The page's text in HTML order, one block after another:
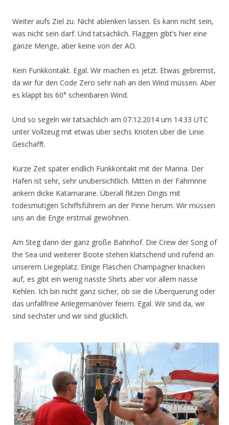
Weiter aufs Ziel zu. Nicht ablenken lassen. Es kann nicht sein,
was nicht sein darf. Und tatsächlich. Flaggen gibt’s hier eine
ganze Menge, aber keine von der AO.
Kein Funkkontakt. Egal. Wir machen es jetzt. Etwas gebremst,
da wir für den Code Zero sehr nah an den Wind müssen. Aber
es klappt bis 60° scheinbaren Wind.
Und so segeln wir tatsächlich am 07.12.2014 um 14:33 UTC
unter Vollzeug mit etwas über sechs Knoten über die Linie.
Geschafft.
Kurze Zeit später endlich Funkkontakt mit der Marina. Der
Hafen ist sehr, sehr unübersichtlich. Mitten in der Fahrrinne
ankern dicke Katamarane. Überall flitzen Dingis mit
todesmutigen Schiffsführern an der Pinne herum. Wir müssen
uns an die Enge erstmal gewöhnen.
Am Steg dann der ganz große Bahnhof. Die Crew der Song of
the Sea und weiterer Boote stehen klatschend und rufend an
unserem Liegeplatz. Einige Flaschen Champagner knacken
auf, es gibt ein wenig nasste Shirts aber vor allem nasse
Kehlen. Ich bin nicht ganz sicher, ob sie die Überquerung oder
das unfallfreie Anlegemanöver feiern. Egal. Wir sind da, wir
sind sechster und wir sind glücklich.